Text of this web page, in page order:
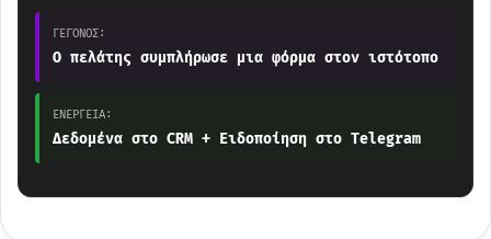
ΓΕΓΟΝΟΣ:
Ο πελάτης συμπλήρωσε μια φόρμα στον ιστότοπο
ΕΝΕΡΓΕΙΑ:
Δεδομένα στο CRM + Ειδοποίηση στο Telegram